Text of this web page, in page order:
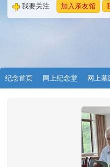
我要关注 加入亲友馆
纪念首页 网上纪念堂 网上墓